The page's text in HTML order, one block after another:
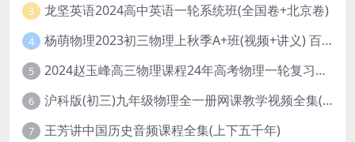
3 龙坚英语2024高中英语一轮系统班(全国卷+北京卷)
4 杨萌物理2023初三物理上秋季A+班(视频+讲义) 百度网盘分享
5 2024赵玉峰高三物理课程24年高考物理一轮复习网课教程
6 沪科版(初三)九年级物理全一册网课教学视频全集(录播版 杜春雨 66讲)
7 王芳讲中国历史音频课程全集(上下五千年)